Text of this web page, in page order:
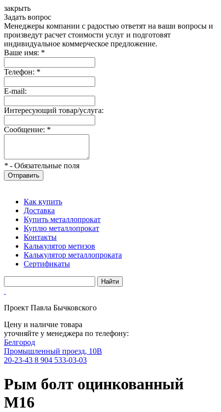
закрыть
Задать вопрос
Менеджеры компании с радостью ответят на ваши вопросы и
произведут расчет стоимости услуг и подготовят
индивидуальное коммерческое предложение.
Ваше имя: *
Телефон: *
E-mail:
Интересующий товар/услуга:
Сообщение: *
* - Обязательные поля
Отправить
Как купить
Доставка
Купить металлопрокат
Куплю металлопрокат
Контакты
Калькулятор метизов
Калькулятор металлопроката
Сертификаты
Проект Павла Бычковского
Цену и наличие товара
уточняйте у менеджера по телефону:
Белгород
Промышленный проезд, 10В
20-23-43 8 904 533-03-03
Рым болт оцинкованный
М16